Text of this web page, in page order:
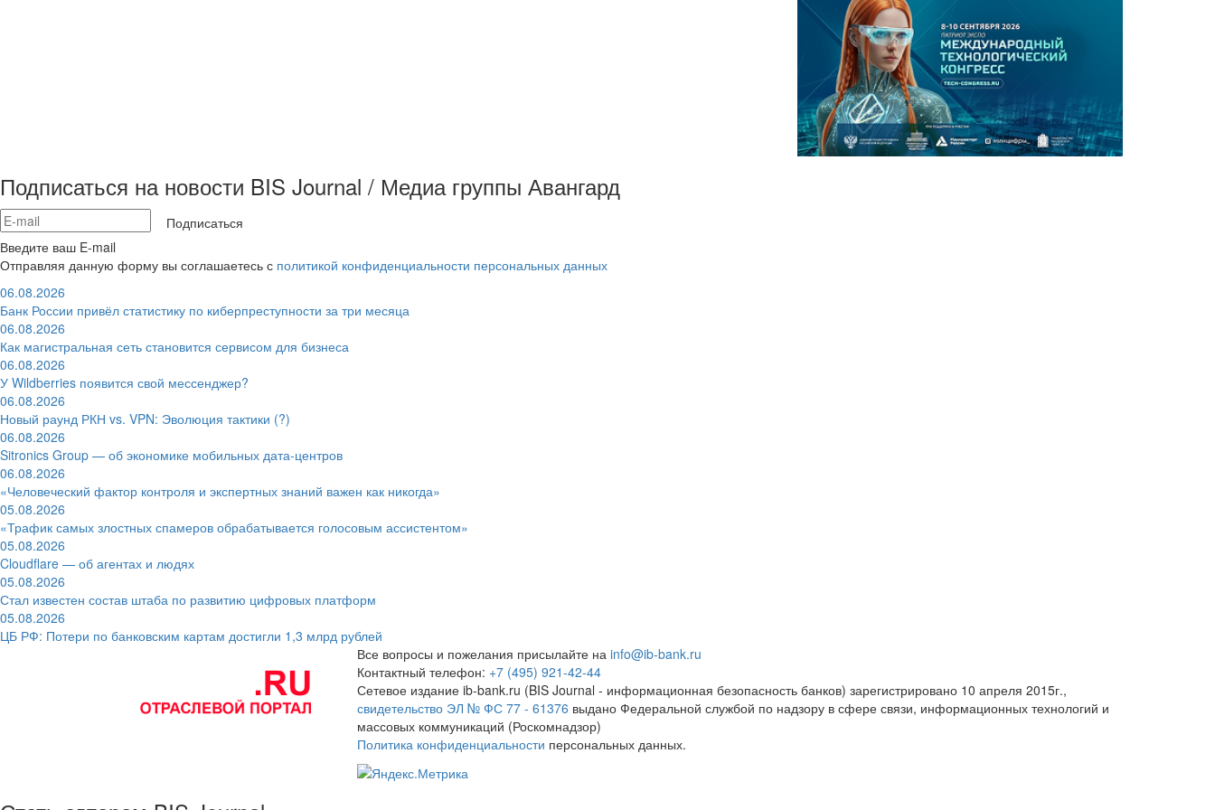
Подписаться на новости BIS Journal / Медиа группы Авангард
Подписаться
Введите ваш E-mail
Отправляя данную форму вы соглашаетесь с политикой конфиденциальности персональных данных
06.08.2026
Банк России привёл статистику по киберпреступности за три месяца
06.08.2026
Как магистральная сеть становится сервисом для бизнеса
06.08.2026
У Wildberries появится свой мессенджер?
06.08.2026
Новый раунд РКН vs. VPN: Эволюция тактики (?)
06.08.2026
Sitronics Group — об экономике мобильных дата-центров
06.08.2026
«Человеческий фактор контроля и экспертных знаний важен как никогда»
05.08.2026
«Трафик самых злостных спамеров обрабатывается голосовым ассистентом»
05.08.2026
Cloudflare — об агентах и людях
05.08.2026
Стал известен состав штаба по развитию цифровых платформ
05.08.2026
ЦБ РФ: Потери по банковским картам достигли 1,3 млрд рублей
Все вопросы и пожелания присылайте на info@ib-bank.ru
Контактный телефон: +7 (495) 921-42-44
Сетевое издание ib-bank.ru (BIS Journal - информационная безопасность банков) зарегистрировано 10 апреля 2015г.,
свидетельство ЭЛ № ФС 77 - 61376 выдано Федеральной службой по надзору в сфере связи, информационных технологий и
массовых коммуникаций (Роскомнадзор)
Политика конфиденциальности персональных данных.